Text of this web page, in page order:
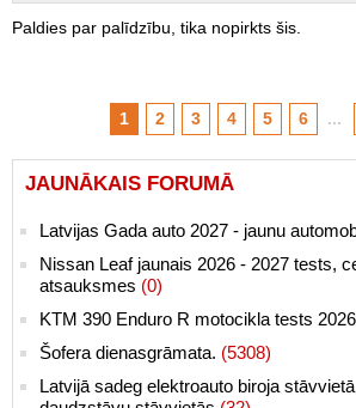
Paldies par palīdzību, tika nopirkts šis.
1 2 3 4 5 6 ...
JAUNĀKAIS FORUMĀ
Latvijas Gada auto 2027 - jaunu
Nissan Leaf jaunais 2026 - 2027 tests,
atsauksmes (0)
KTM 390 Enduro R motocikla tests
Šofera dienasgrāmata. (5308)
Latvijā sadeg elektroauto biroja